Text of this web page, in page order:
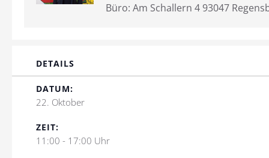
Büro: Am Schallern 4 93047
DETAILS
DATUM:
22. Oktober
ZEIT:
11:00 - 17:00 Uhr